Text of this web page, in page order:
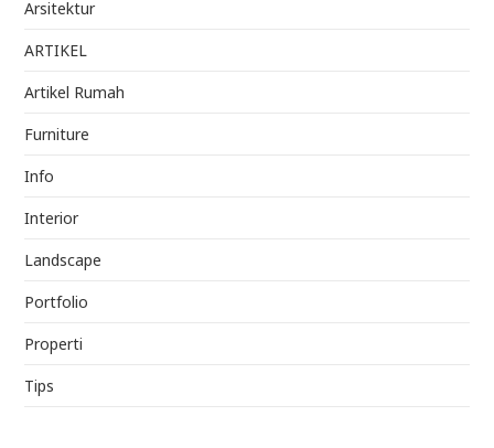
Arsitektur
ARTIKEL
Artikel Rumah
Furniture
Info
Interior
Landscape
Portfolio
Properti
Tips